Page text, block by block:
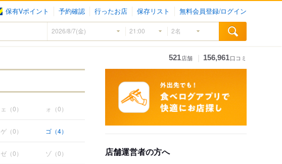
保有Vポイント 予約確認 行ったお店 保存リスト 無料会員登録/ログイン
521店舗 156,961口コミ
ゲ（0） ゴ（4）
ゼ（0） ゾ（0）
ェ（0） ォ（0）
店舗運営者の方へ